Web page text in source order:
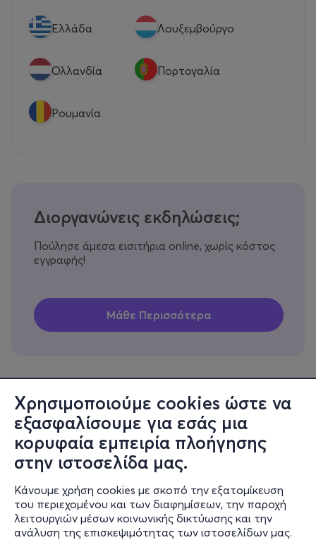
Χρησιμοποιούμε cookies ώστε να
εξασφαλίσουμε για εσάς μια
κορυφαία εμπειρία πλοήγησης
στην ιστοσελίδα μας.
Κάνουμε χρήση cookies με σκοπό την εξατομίκευση
του περιεχομένου και των διαφημίσεων, την παροχή
λειτουργιών μέσων κοινωνικής δικτύωσης και την
ανάλυση της επισκεψιμότητας των ιστοσελίδων μας.
Eλλάδα Λουξεμβούργο
Ολλανδία Πορτογαλία
Ρουμανία
Διοργανώνεις εκδηλώσεις;
Πούλησε άμεσα εισιτήρια online, χωρίς κόστος
εγγραφής!
Πληροφορίες
Υποστήριξη
Stay Connected